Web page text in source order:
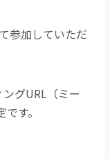
参加していただ
グURL（ミー
す。